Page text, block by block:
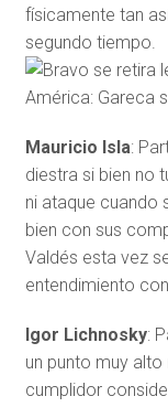
físicamente tan
segundo tiempo.
Mauricio Isla:
diestra si bien no
ni ataque cuando
bien con sus
Valdés esta vez
entendimiento
Igor Lichnosky:
un punto muy alto
cumplidor